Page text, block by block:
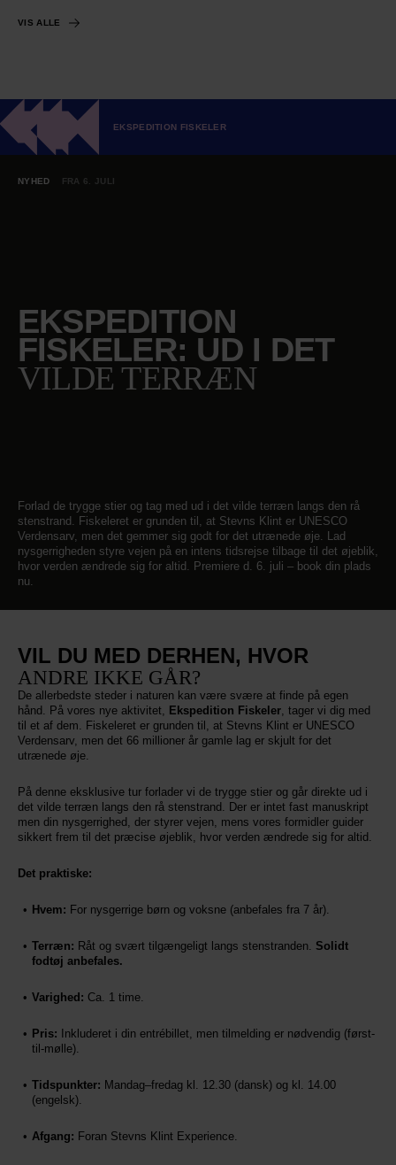
VIS ALLE
EKSPEDITION FISKELER
NYHED FRA 6. JULI
EKSPEDITION
FISKELER: UD I DET
VILDE TERRÆN
Forlad de trygge stier og tag med ud i det vilde terræn langs den rå
stenstrand. Fiskeleret er grunden til, at Stevns Klint er UNESCO
Verdensarv, men det gemmer sig godt for det utrænede øje. Lad
nysgerrigheden styre vejen på en intens tidsrejse tilbage til det øjeblik,
hvor verden ændrede sig for altid. Premiere d. 6. juli – book din plads
nu.
VIL DU MED DERHEN, HVOR
ANDRE IKKE GÅR?
De allerbedste steder i naturen kan være svære at finde på egen
hånd. På vores nye aktivitet, Ekspedition Fiskeler, tager vi dig med
til et af dem. Fiskeleret er grunden til, at Stevns Klint er UNESCO
Verdensarv, men det 66 millioner år gamle lag er skjult for det
utrænede øje.
På denne eksklusive tur forlader vi de trygge stier og går direkte ud i
det vilde terræn langs den rå stenstrand. Der er intet fast manuskript
men din nysgerrighed, der styrer vejen, mens vores formidler guider
sikkert frem til det præcise øjeblik, hvor verden ændrede sig for altid.
Det praktiske:
Hvem: For nysgerrige børn og voksne (anbefales fra 7 år).
Terræn: Råt og svært tilgængeligt langs stenstranden. Solidt
fodtøj anbefales.
Varighed: Ca. 1 time.
Pris: Inkluderet i din entrébillet, men tilmelding er nødvendig (først-
til-mølle).
Tidspunkter: Mandag–fredag kl. 12.30 (dansk) og kl. 14.00
(engelsk).
Afgang: Foran Stevns Klint Experience.